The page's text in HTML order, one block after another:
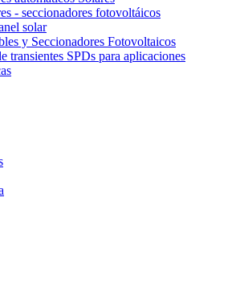
- seccionadores fotovoltáicos
solar
y Seccionadores Fotovoltaicos
transientes SPDs para aplicaciones